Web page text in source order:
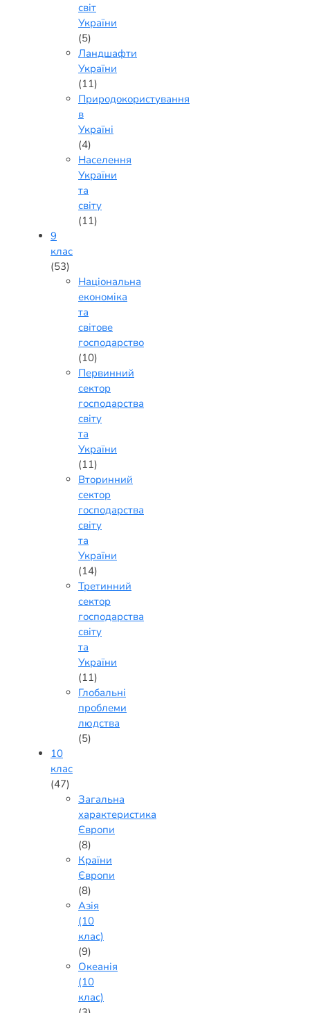
світ
України
(5)
Ландшафти
України
(11)
Природокористування
в
Україні
(4)
Населення
України
та
світу
(11)
9
клас
(53)
Національна
економіка
та
світове
господарство
(10)
Первинний
сектор
господарства
світу
та
України
(11)
Вторинний
сектор
господарства
світу
та
України
(14)
Третинний
сектор
господарства
світу
та
України
(11)
Глобальні
проблеми
людства
(5)
10
клас
(47)
Загальна
характеристика
Європи
(8)
Країни
Європи
(8)
Азія
(10
клас)
(9)
Океанія
(10
клас)